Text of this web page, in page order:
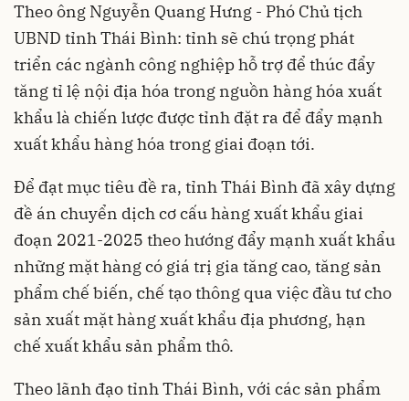
Theo ông Nguyễn Quang Hưng - Phó Chủ tịch
UBND tỉnh Thái Bình: tỉnh sẽ chú trọng phát
triển các ngành công nghiệp hỗ trợ để thúc đẩy
tăng tỉ lệ nội địa hóa trong nguồn hàng hóa xuất
khẩu là chiến lược được tỉnh đặt ra để đẩy mạnh
xuất khẩu hàng hóa trong giai đoạn tới.
Để đạt mục tiêu đề ra, tỉnh Thái Bình đã xây dựng
đề án chuyển dịch cơ cấu hàng xuất khẩu giai
đoạn 2021-2025 theo hướng đẩy mạnh xuất khẩu
những mặt hàng có giá trị gia tăng cao, tăng sản
phẩm chế biến, chế tạo thông qua việc đầu tư cho
sản xuất mặt hàng xuất khẩu địa phương, hạn
chế xuất khẩu sản phẩm thô.
Theo lãnh đạo tỉnh Thái Bình, với các sản phẩm